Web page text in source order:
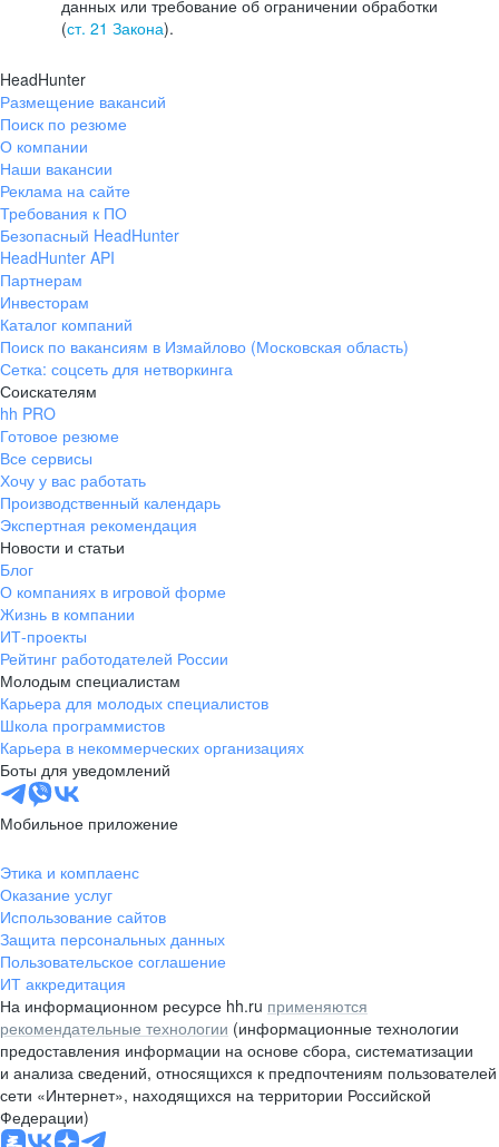
данных или требование об ограничении обработки
(ст. 21 Закона).
HeadHunter
Размещение вакансий
Поиск по резюме
О компании
Наши вакансии
Реклама на сайте
Требования к ПО
Безопасный HeadHunter
HeadHunter API
Партнерам
Инвесторам
Каталог компаний
Поиск по вакансиям в Измайлово (Московская область)
Сетка: соцсеть для нетворкинга
Соискателям
hh PRO
Готовое резюме
Все сервисы
Хочу у вас работать
Производственный календарь
Экспертная рекомендация
Новости и статьи
Блог
О компаниях в игровой форме
Жизнь в компании
ИТ-проекты
Рейтинг работодателей России
Молодым специалистам
Карьера для молодых специалистов
Школа программистов
Карьера в некоммерческих организациях
Боты для уведомлений
Мобильное приложение
Этика и комплаенс
Оказание услуг
Использование сайтов
Защита персональных данных
Пользовательское соглашение
ИТ аккредитация
На информационном ресурсе hh.ru применяются
рекомендательные технологии (информационные технологии
предоставления информации на основе сбора, систематизации
и анализа сведений, относящихся к предпочтениям пользователей
сети «Интернет», находящихся на территории Российской
Федерации)